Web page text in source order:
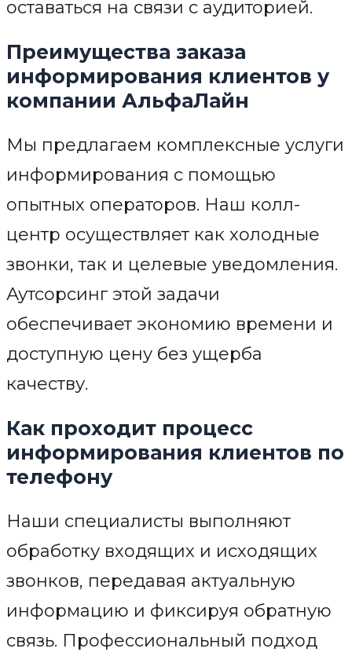
оставаться на связи с аудиторией.
Преимущества заказа
информирования клиентов у
компании АльфаЛайн
Мы предлагаем комплексные услуги
информирования с помощью
опытных операторов. Наш колл-
центр осуществляет как холодные
звонки, так и целевые уведомления.
Аутсорсинг этой задачи
обеспечивает экономию времени и
доступную цену без ущерба
качеству.
Как проходит процесс
информирования клиентов по
телефону
Наши специалисты выполняют
обработку входящих и исходящих
звонков, передавая актуальную
информацию и фиксируя обратную
связь. Профессиональный подход